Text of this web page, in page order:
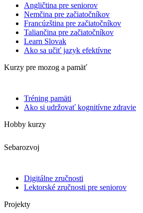
Angličtina pre seniorov
Nemčina pre začiatočníkov
Francúzština pre začiatočníkov
Taliančina pre začiatočníkov
Learn Slovak
Ako sa učiť jazyk efektívne
Kurzy pre mozog a pamäť
Tréning pamäti
Ako si udržovať kognitívne zdravie
Hobby kurzy
Sebarozvoj
Digitálne zručnosti
Lektorské zručnosti pre seniorov
Projekty